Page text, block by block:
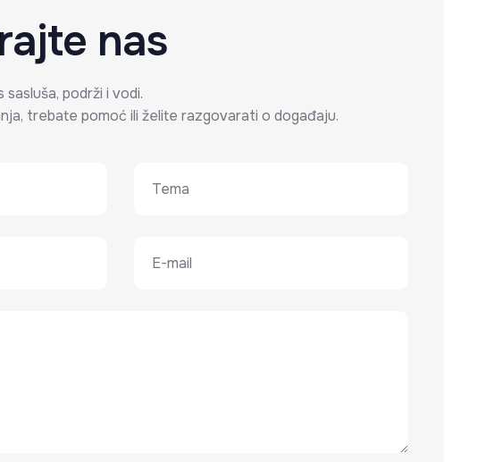
nas
podrži i vodi.
trebate pomoć ili želite razgovarati o događaju.